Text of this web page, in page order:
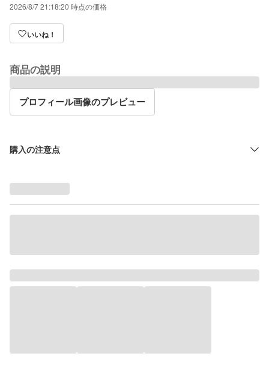
2026/8/7 21:18:20 時点の価格
いいね！
商品の説明
プロフィール画像のプレビュー
購入の注意点